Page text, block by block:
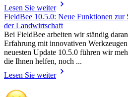
Lesen Sie weiter
FieldBee 10.5.0: Neue Funktionen zur
der Landwirtschaft
Bei FieldBee arbeiten wir ständig
Erfahrung mit innovativen
neuesten Update 10.5.0 führen wir
die Ihnen helfen, noch ...
Lesen Sie weiter